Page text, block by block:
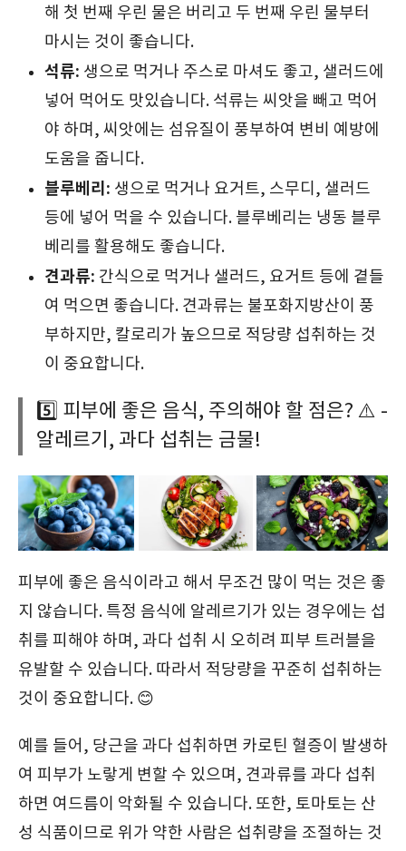
해 첫 번째 우린 물은 버리고 두 번째 우린 물부터
마시는 것이 좋습니다.
석류: 생으로 먹거나 주스로 마셔도 좋고, 샐러드에
넣어 먹어도 맛있습니다. 석류는 씨앗을 빼고 먹어
야 하며, 씨앗에는 섬유질이 풍부하여 변비 예방에
도움을 줍니다.
블루베리: 생으로 먹거나 요거트, 스무디, 샐러드
등에 넣어 먹을 수 있습니다. 블루베리는 냉동 블루
베리를 활용해도 좋습니다.
견과류: 간식으로 먹거나 샐러드, 요거트 등에 곁들
여 먹으면 좋습니다. 견과류는 불포화지방산이 풍
부하지만, 칼로리가 높으므로 적당량 섭취하는 것
이 중요합니다.
5️⃣ 피부에 좋은 음식, 주의해야 할 점은? ⚠️ -
알레르기, 과다 섭취는 금물!
피부에 좋은 음식이라고 해서 무조건 많이 먹는 것은 좋
지 않습니다. 특정 음식에 알레르기가 있는 경우에는 섭
취를 피해야 하며, 과다 섭취 시 오히려 피부 트러블을
유발할 수 있습니다. 따라서 적당량을 꾸준히 섭취하는
것이 중요합니다. 😊
예를 들어, 당근을 과다 섭취하면 카로틴 혈증이 발생하
여 피부가 노랗게 변할 수 있으며, 견과류를 과다 섭취
하면 여드름이 악화될 수 있습니다. 또한, 토마토는 산
성 식품이므로 위가 약한 사람은 섭취량을 조절하는 것